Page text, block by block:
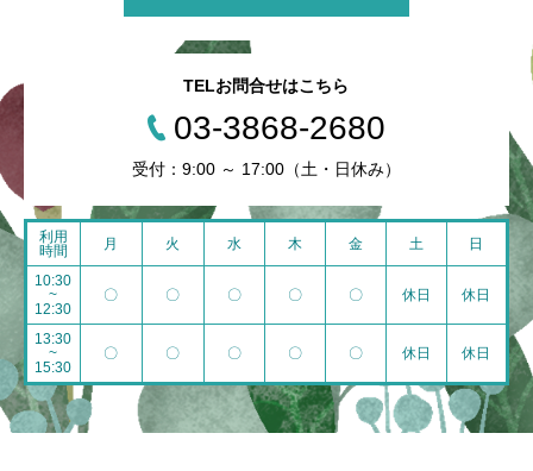
TELお問合せはこちら
03-3868-2680
受付：9:00 ～ 17:00（土・日休み）
利用
時間
月 火 水 木 金 土 日
10:30
~
12:30
〇 〇 〇 〇 〇 休日 休日
13:30
~
15:30
〇 〇 〇 〇 〇 休日 休日